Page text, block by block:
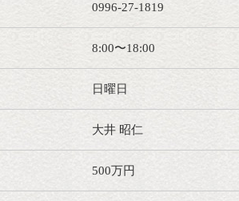
0996-27-1819
8:00〜18:00
日曜日
大井 昭仁
500万円